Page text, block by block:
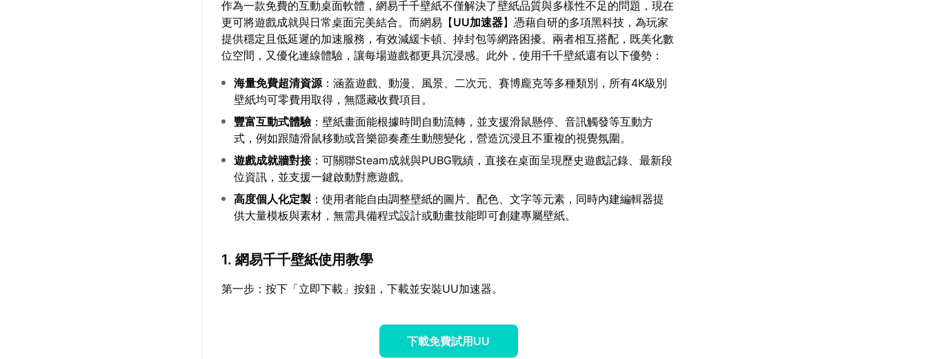
作為一款免費的互動桌面軟體，網易千千壁紙不僅解決了壁紙品質與多樣性不足的問題，現在
更可將遊戲成就與日常桌面完美結合。而網易【UU加速器】憑藉自研的多項黑科技，為玩家
提供穩定且低延遲的加速服務，有效減緩卡頓、掉封包等網路困擾。兩者相互搭配，既美化數
位空間，又優化連線體驗，讓每場遊戲都更具沉浸感。此外，使用千千壁紙還有以下優勢：
海量免費超清資源 ：涵蓋遊戲、動漫、風景、二次元、賽博龐克等多種類別，所有4K級別
壁紙均可零費用取得，無隱藏收費項目。
豐富互動式體驗：壁紙畫面能根據時間自動流轉，並支援滑鼠懸停、音訊觸發等互動方
式，例如跟隨滑鼠移動或音樂節奏產生動態變化，營造沉浸且不重複的視覺氛圍。
遊戲成就牆對接：可關聯Steam成就與PUBG戰績，直接在桌面呈現歷史遊戲記錄、最新段
位資訊，並支援一鍵啟動對應遊戲。
高度個人化定製 ：使用者能自由調整壁紙的圖片、配色、文字等元素，同時內建編輯器提
供大量模板與素材，無需具備程式設計或動畫技能即可創建專屬壁紙。
1. 網易千千壁紙使用教學
第一步：按下「立即下載」按鈕，下載並安裝UU加速器。
下載免費試用UU